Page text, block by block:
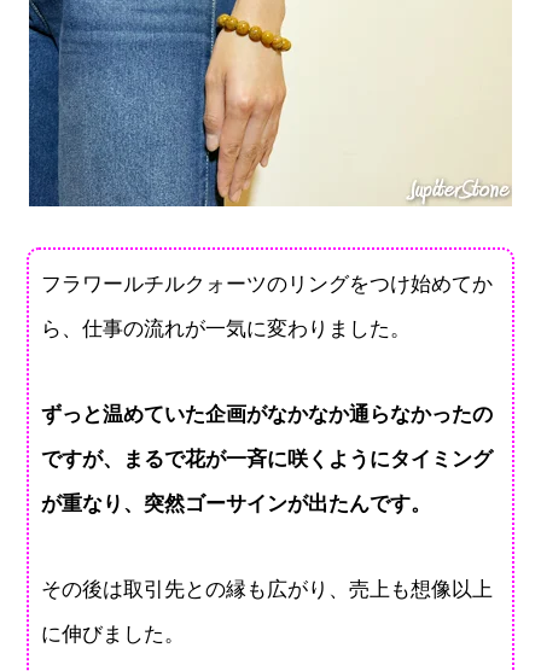
フラワールチルクォーツのリングをつけ始めてか
ら、仕事の流れが一気に変わりました。
ずっと温めていた企画がなかなか通らなかったの
ですが、まるで花が一斉に咲くようにタイミング
が重なり、突然ゴーサインが出たんです。
その後は取引先との縁も広がり、売上も想像以上
に伸びました。